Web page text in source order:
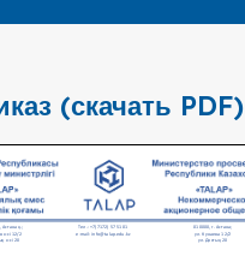
(скачать PDF)